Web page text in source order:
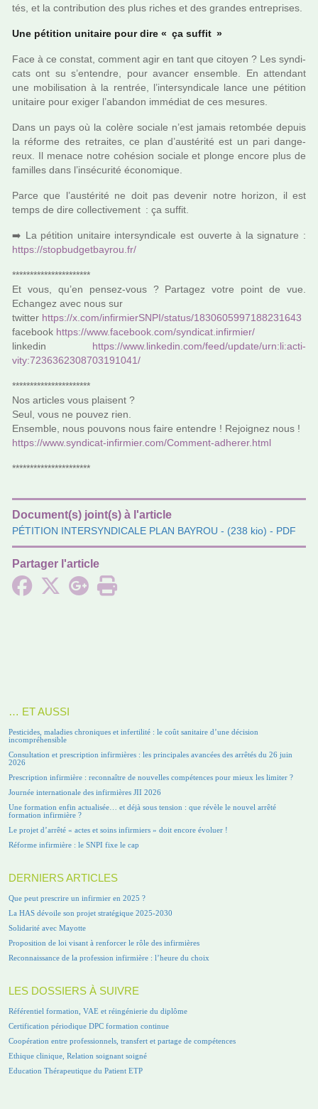
tés, et la contri­bu­tion des plus riches et des gran­des entre­pri­ses.
Une péti­tion uni­taire pour dire « ça suf­fit »
Face à ce cons­tat, com­ment agir en tant que citoyen ? Les syn­di­
cats ont su s’enten­dre, pour avan­cer ensem­ble. En atten­dant
une mobi­li­sa­tion à la ren­trée, l’inter­syn­di­cale lance une péti­tion
uni­taire pour exiger l’aban­don immé­diat de ces mesu­res.
Dans un pays où la colère sociale n’est jamais retom­bée depuis
la réforme des retrai­tes, ce plan d’aus­té­rité est un pari dan­ge­
reux. Il menace notre cohé­sion sociale et plonge encore plus de
famil­les dans l’insé­cu­rité économique.
Parce que l’aus­té­rité ne doit pas deve­nir notre hori­zon, il est
temps de dire col­lec­ti­ve­ment : ça suffit.
➡️ La péti­tion uni­taire inter­syn­di­cale est ouverte à la signa­ture :
https://stop­bud­get­bay­rou.fr/
**********************
Et vous, qu’en pensez-vous ? Partagez votre point de vue.
Echangez avec nous sur
twit­ter https://x.com/infir­mierSNPI/status/1830605997188231643
face­book https://www.face­book.com/syn­di­cat.infir­mier/
lin­ke­din https://www.lin­ke­din.com/feed/update/urn:li:acti­
vity:7236362308703191041/
**********************
Nos arti­cles vous plai­sent ?
Seul, vous ne pouvez rien.
Ensemble, nous pou­­vons nous faire enten­­dre ! Rejoignez nous !
https://www.syn­di­cat-infir­mier.com/Comment-adhe­rer.html
**********************
Document(s) joint(s) à l'article
PÉTITION INTERSYNDICALE PLAN BAYROU - (238 kio) - PDF
Partager l'article
… ET AUSSI
Pesticides, maladies chroniques et infertilité : le coût sanitaire d’une décision
incompréhensible
Consultation et prescription infirmières : les principales avancées des arrêtés du 26 juin
2026
Prescription infirmière : reconnaître de nouvelles compétences pour mieux les limiter ?
Journée internationale des infirmières JII 2026
Une formation enfin actualisée… et déjà sous tension : que révèle le nouvel arrêté
formation infirmière ?
Le projet d’arrêté « actes et soins infirmiers » doit encore évoluer !
Réforme infirmière : le SNPI fixe le cap
DERNIERS ARTICLES
Que peut prescrire un infirmier en 2025 ?
La HAS dévoile son projet stratégique 2025-2030
Solidarité avec Mayotte
Proposition de loi visant à renforcer le rôle des infirmières
Reconnaissance de la profession infirmière : l’heure du choix
LES DOSSIERS À SUIVRE
Référentiel formation, VAE et réingénierie du diplôme
Certification périodique DPC formation continue
Coopération entre professionnels, transfert et partage de compétences
Ethique clinique, Relation soignant soigné
Education Thérapeutique du Patient ETP